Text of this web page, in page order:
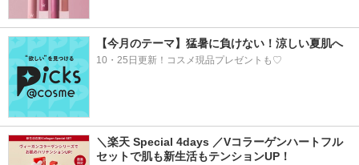
【今月のテーマ】猛暑に負けない！涼しい夏肌へ
10・25日更新！コスメ現品プレゼントも♡
＼楽天 Special 4days ／Vコラーゲンハートフル
セットで肌も新生活もテンションUP！